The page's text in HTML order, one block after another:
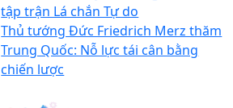
tập trận Lá chắn Tự do
Thủ tướng Đức Friedrich Merz thăm
Trung Quốc: Nỗ lực tái cân bằng
chiến lược